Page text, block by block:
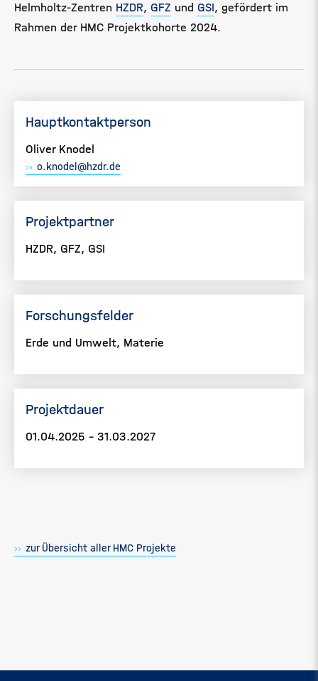
Helmholtz-Zentren HZDR, GFZ und GSI, gefördert im
Rahmen der HMC Projektkohorte 2024.
Hauptkontaktperson
Oliver Knodel
o.knodel@hzdr.de
Projektpartner
HZDR, GFZ, GSI
Forschungsfelder
Erde und Umwelt, Materie
Projektdauer
01.04.2025 - 31.03.2027
zur Übersicht aller HMC Projekte